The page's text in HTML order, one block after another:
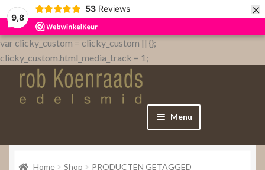
9,8
53 Reviews ×
var clicky_custom = clicky_custom || {};
clicky_custom.html_media_track = 1;
Menu
Home
Home Shop
PRODUCTEN GETAGGED